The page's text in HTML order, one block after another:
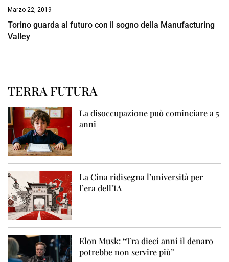
Marzo 22, 2019
Torino guarda al futuro con il sogno della Manufacturing
Valley
TERRA FUTURA
La disoccupazione può cominciare a 5
anni
La Cina ridisegna l’università per
l’era dell’IA
Elon Musk: “Tra dieci anni il denaro
potrebbe non servire più”